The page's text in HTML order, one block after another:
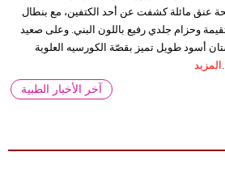
عنق مائلة كشفت عن أحد الكتفين، مع بنطال
وحزام جلدي رفيع باللون البني. وعلى صعيد
أسود طويل تميز بقصّة الكورسيه العلوية
المزيد
آخر الأخبار الطبية